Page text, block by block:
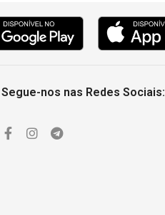
Segue-nos nas Redes Sociais: